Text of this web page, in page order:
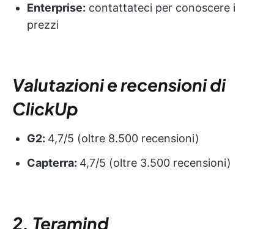
Enterprise: contattateci per conoscere i
prezzi
Valutazioni e recensioni di
ClickUp
G2: 4,7/5 (oltre 8.500 recensioni)
Capterra: 4,7/5 (oltre 3.500 recensioni)
2. Teramind